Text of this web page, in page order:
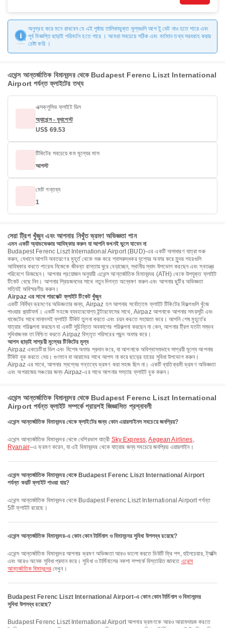
অনুগ্রহ করে মনে রাখবেন যে এই পৃষ্ঠায় তালিকাভুক্ত মূল্যগুলি আপ টু ডেট নাও হতে পারে এবং
পূর্ব বিজ্ঞপ্তি ছাড়াই পরিবর্তন হতে পারে । আমরা সবচেয়ে সঠিক এবং বর্তমান তথ্য সরবরাহ করার
চেষ্টা করি ।
এথেন্স আন্তর্জাতিক বিমানবন্দর থেকে Budapest Ferenc Liszt International
Airport পর্যন্ত ফ্লাইটের তথ্য
এক্সক্লুসিভ ফ্লাইট ডিল
অ্যাথেন্স - বুদাপেস্ট
US$ 69.53
টিকিটের সবচেয়ে কম মূল্যের মাস
আগস্ট
মোট গন্তব্য
1
সেরা ট্রিপ খুঁজুন এবং আপনার নিখুঁত ভ্রমণ অভিজ্ঞতা পান
এমন একটি অ্যাডভেঞ্চার আবিষ্কার করুন যা আপনি কখনই ভুলে যাবেন না
Budapest Ferenc Liszt International Airport (BUD)-এর একটি অসাধারণ যাত্রা শুরু
করুন, যেখানে আপনি অবতরণের মুহূর্ত থেকে শুরু করে শ্বাসরুদ্ধকর দৃশ্যের অফার করে সুন্দর শহরগুলি
আবিষ্কার করতে পারেন৷ নিজেকে জীবন্ত রাস্তায় ঘুরে বেড়াচ্ছেন, স্থানীয় স্বাদ উপভোগ করছেন এবং স্বতন্ত্র
পরিবেশে ভিজছেন। আপনার প্রয়োজন অনুযায়ী এথেন্স আন্তর্জাতিক বিমানবন্দর (ATH) থেকে উপযুক্ত ফ্লাইট
টিকেট বেছে নিন। আপনার প্রিয়জনদের সাথে নতুন দিগন্ত অন্বেষণ করুন এবং আপনার ছুটির অভিজ্ঞতা
সত্যিই অবিস্মরণীয় করুন।
Airpaz এর সাথে পারফেক্ট ফ্লাইট টিকেট খুঁজুন
একটি নির্বিঘ্ন ভ্রমণের অভিজ্ঞতার জন্য, Airpaz হল আপনার সর্বোত্তম ফ্লাইট টিকিটের বিকল্পগুলি খুঁজে
পাওয়ার প্ল্যাটফর্ম। একটি সহজে ব্যবহারযোগ্য ইন্টারফেসের সাথে, Airpaz আপনাকে আপনার সময়সূচী এবং
বাজেটের সাথে মানানসই ফ্লাইট টিকিট তুলনা করতে এবং চয়ন করতে সহায়তা করে। আপনি শেষ মুহূর্তের
যাত্রার পরিকল্পনা করছেন বা একটি সুচিন্তিত অবকাশের পরিকল্পনা করছেন না কেন, আপনার ট্রিপ যতটা সম্ভব
সুবিধাজনক তা নিশ্চিত করতে Airpaz বিস্তৃত পরিসরের পছন্দ অফার করে।
আপস ছাড়াই সাশ্রয়ী মূল্যের টিকিটের মূল্য
Airpaz একচেটিয়া ডিল এবং বিশেষ অফার প্রদান করে, যা আপনাকে অবিশ্বাস্যভাবে সাশ্রয়ী মূল্যে আপনার
টিকিট বুক করতে দেয়। গুণমান বা আরামের সাথে আপস না করে ছাড়ের হারের সুবিধা উপভোগ করুন।
Airpaz এর সাথে, আপনার স্বপ্নের গন্তব্যে ভ্রমণ করা সহজ ছিল না। একটি ব্যতিক্রমী ভ্রমণ অভিজ্ঞতা
এবং অপরাজেয় সঞ্চয়ের জন্য Airpaz-এর সাথে আপনার সস্তার ফ্লাইট বুক করুন।
এথেন্স আন্তর্জাতিক বিমানবন্দর থেকে Budapest Ferenc Liszt International
Airport পর্যন্ত ফ্লাইট সম্পর্কে প্রায়শই জিজ্ঞাসিত প্রশ্নাবলী
এথেন্স আন্তর্জাতিক বিমানবন্দর থেকে ফ্লাইটের জন্য কোন এয়ারলাইনস সবচেয়ে জনপ্রিয়?
এথেন্স আন্তর্জাতিক বিমানবন্দর থেকে বেশিরভাগ যাত্রী Sky Express,Aegean Airlines,
Ryanair–এ ভ্রমণ করেন, যা এই বিমানবন্দর থেকে যাত্রার জন্য সবচেয়ে জনপ্রিয় এয়ারলাইন।
এথেন্স আন্তর্জাতিক বিমানবন্দর থেকে Budapest Ferenc Liszt International Airport
পর্যন্ত কয়টি ফ্লাইট পাওয়া যায়?
এথেন্স আন্তর্জাতিক বিমানবন্দর থেকে Budapest Ferenc Liszt International Airport পর্যন্ত
5টি ফ্লাইট রয়েছে।
এথেন্স আন্তর্জাতিক বিমানবন্দর-এ কোন কোন টার্মিনাল ও বিমানবন্দর সুবিধা উপলব্ধ রয়েছে?
এথেন্স আন্তর্জাতিক বিমানবন্দর আপনার ভ্রমণ অভিজ্ঞতা আরও ভালো করতে ডিউটি ফ্রি শপ, হুইলচেয়ার, ট্যাক্সি
এবং আরও অনেক সুবিধা প্রদান করে। সুবিধা ও টার্মিনালের নকশা সম্পর্কে বিস্তারিত জানতে এথেন্স
আন্তর্জাতিক বিমানবন্দরদেখুন।
Budapest Ferenc Liszt International Airport-এ কোন কোন টার্মিনাল ও বিমানবন্দর
সুবিধা উপলব্ধ রয়েছে?
Budapest Ferenc Liszt International Airport আপনার ভ্রমণকে আরও আরামদায়ক করতে